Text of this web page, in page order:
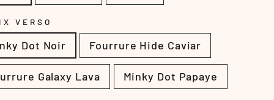
VERSO
Dot Noir Fourrure Hide Caviar
Galaxy Lava Minky Dot Papaye